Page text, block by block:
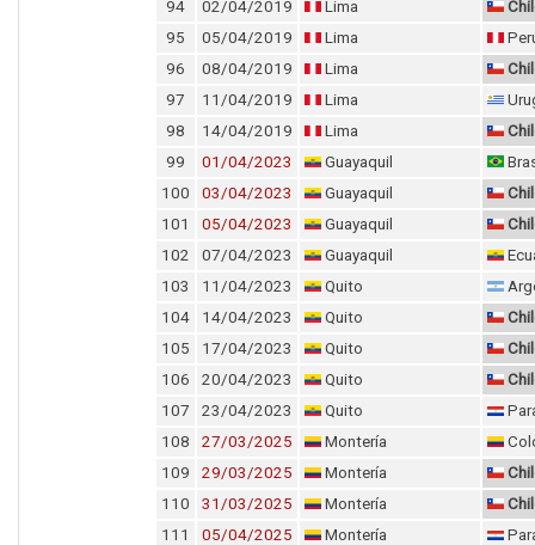
94 02/04/2019 Lima
95
05/04/2019 Lima
96
08/04/2019 Lima
97
11/04/2019 Lima
98
14/04/2019 Lima
99
01/04/2023 Guayaquil
100
03/04/2023 Guayaquil
101
05/04/2023 Guayaquil
102
07/04/2023 Guayaquil
103
11/04/2023 Quito
104
14/04/2023 Quito
105
17/04/2023 Quito
106
20/04/2023 Quito
107
23/04/2023 Quito
108
27/03/2025 Montería
109
29/03/2025 Montería
110
31/03/2025 Montería
111
05/04/2025 Montería